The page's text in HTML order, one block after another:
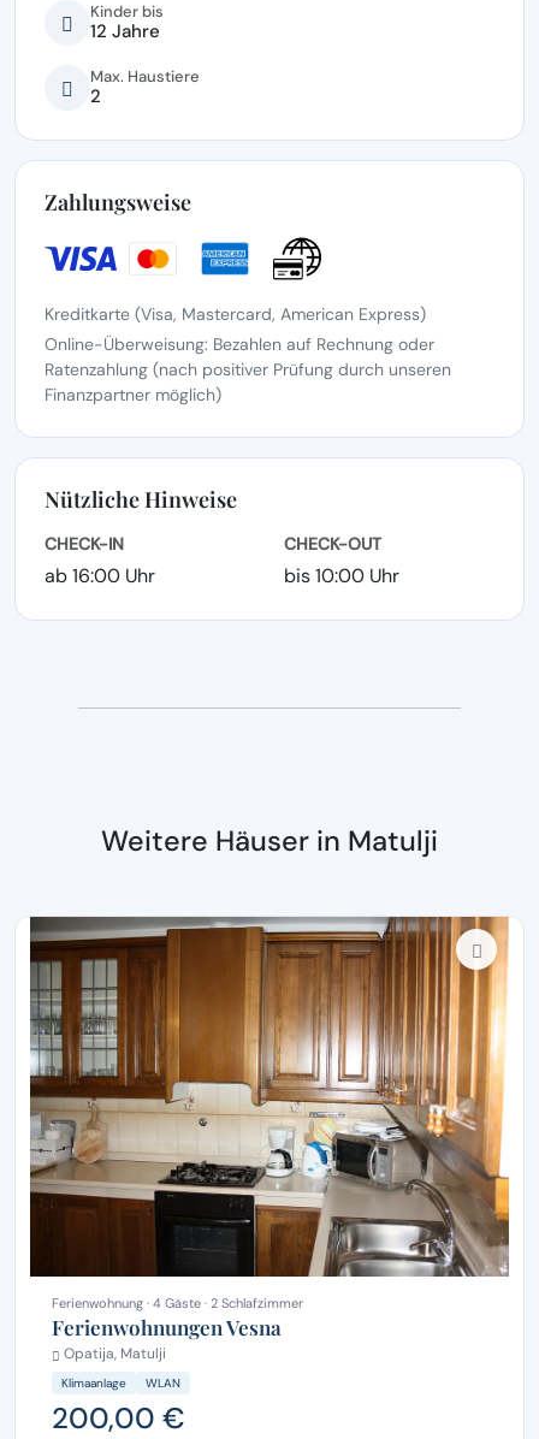
Kinder bis
12 Jahre
Max. Haustiere
2
Zahlungsweise
Kreditkarte (Visa, Mastercard, American Express)
Online-Überweisung: Bezahlen auf Rechnung oder
Ratenzahlung (nach positiver Prüfung durch unseren
Finanzpartner möglich)
Nützliche Hinweise
CHECK-IN
ab 16:00 Uhr
CHECK-OUT
bis 10:00 Uhr
Weitere Häuser in Matulji
Ferienwohnung · 4 Gäste · 2 Schlafzimmer
Ferienwohnungen Vesna
Opatija, Matulji
Klimaanlage WLAN
200,00 €